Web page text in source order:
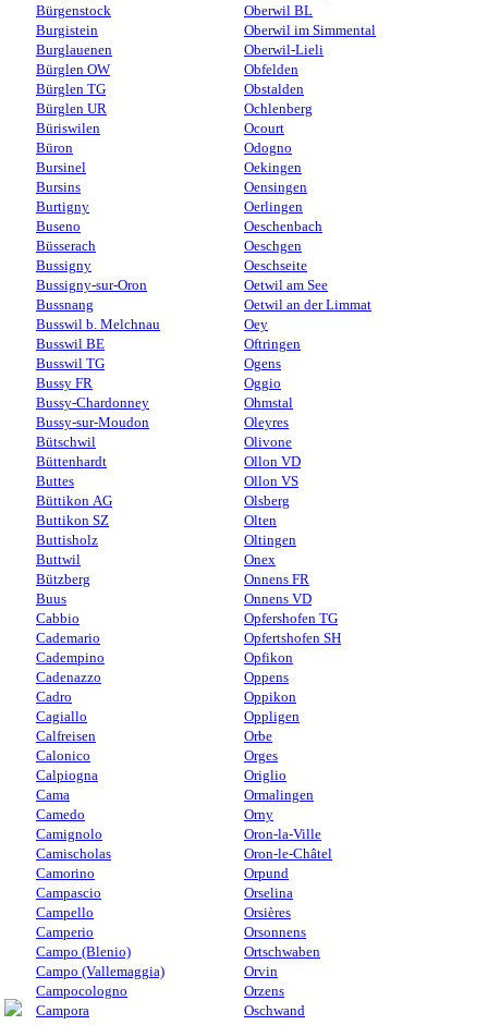
Bürgenstock
Burgistein
Burglauenen
Bürglen OW
Bürglen TG
Bürglen UR
Büriswilen
Büron
Bursinel
Bursins
Burtigny
Buseno
Büsserach
Bussigny
Bussigny-sur-Oron
Bussnang
Busswil b. Melchnau
Busswil BE
Busswil TG
Bussy FR
Bussy-Chardonney
Bussy-sur-Moudon
Bütschwil
Büttenhardt
Buttes
Büttikon AG
Buttikon SZ
Buttisholz
Buttwil
Bützberg
Buus
Cabbio
Cademario
Cadempino
Cadenazzo
Cadro
Cagiallo
Calfreisen
Calonico
Calpiogna
Cama
Camedo
Camignolo
Camischolas
Camorino
Campascio
Campello
Camperio
Campo (Blenio)
Campo (Vallemaggia)
Campocologno
Campora
Oberwil BL
Oberwil im Simmental
Oberwil-Lieli
Obfelden
Obstalden
Ochlenberg
Ocourt
Odogno
Oekingen
Oensingen
Oerlingen
Oeschenbach
Oeschgen
Oeschseite
Oetwil am See
Oetwil an der Limmat
Oey
Oftringen
Ogens
Oggio
Ohmstal
Oleyres
Olivone
Ollon VD
Ollon VS
Olsberg
Olten
Oltingen
Onex
Onnens FR
Onnens VD
Opfershofen TG
Opfertshofen SH
Opfikon
Oppens
Oppikon
Oppligen
Orbe
Orges
Origlio
Ormalingen
Orny
Oron-la-Ville
Oron-le-Châtel
Orpund
Orselina
Orsières
Orsonnens
Ortschwaben
Orvin
Orzens
Oschwand